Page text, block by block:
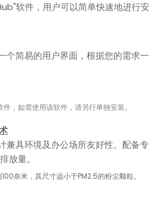
软件，用户可以简单快速地进行安
个简易的用户界面，根据您的需求一
，如需使用该软件，请另行单独安装。
兼具环境及办公场所友好性。配备专
放量。
奈米，其尺寸远小于PM2.5的粉尘颗粒。